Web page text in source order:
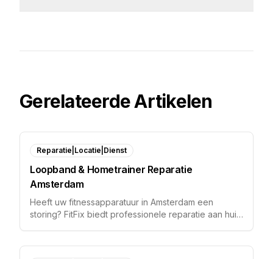
Gerelateerde Artikelen
Reparatie|Locatie|Dienst
Loopband & Hometrainer Reparatie
Amsterdam
Heeft uw fitnessapparatuur in Amsterdam een
storing? FitFix biedt professionele reparatie aan huis